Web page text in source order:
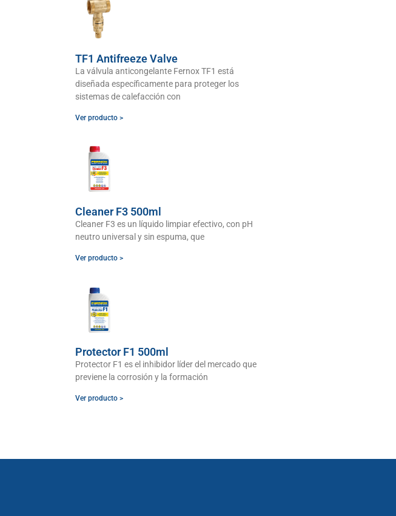
TF1 Antifreeze Valve
La válvula anticongelante Fernox TF1 está
diseñada específicamente para proteger los
sistemas de calefacción con
Ver producto >
Cleaner F3 500ml
Cleaner F3 es un líquido limpiar efectivo, con pH
neutro universal y sin espuma, que
Ver producto >
Protector F1 500ml
Protector F1 es el inhibidor líder del mercado que
previene la corrosión y la formación
Ver producto >